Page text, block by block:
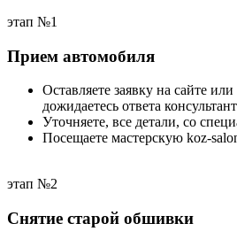
этап №1
Прием автомобиля
Оставляете заявку на сайте
дожидаетесь ответа
Уточняете, все детали, со
Посещаете мастерскую koz-
этап №2
Снятие старой обшивки